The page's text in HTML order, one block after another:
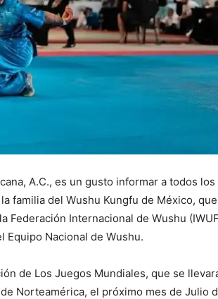
A.C., es un gusto informar a todos los
familia del Wushu Kungfu de México,
Federación Internacional de Wushu
Equipo Nacional de Wushu.
de Los Juegos Mundiales, que se
Norteamérica, el próximo mes de Julio